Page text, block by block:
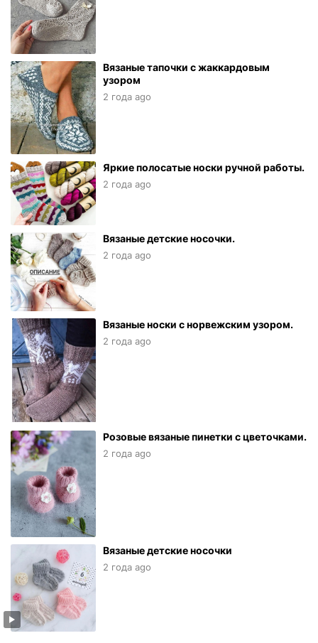
Вязаные тапочки с жаккардовым
узором
2 года ago
Яркие полосатые носки ручной работы.
2 года ago
Вязаные детские носочки.
2 года ago
Вязаные носки с норвежским узором.
2 года ago
Розовые вязаные пинетки с цветочками.
2 года ago
Вязаные детские носочки
2 года ago